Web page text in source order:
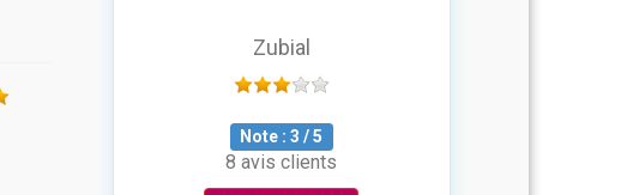
Zubial
Note :3 /5
8 avis clients